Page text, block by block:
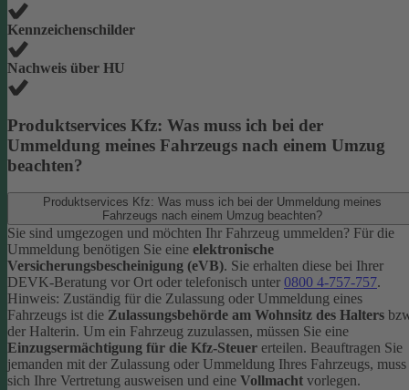
Kennzeichenschilder
Nachweis über HU
Produktservices Kfz: Was muss ich bei der
Ummeldung meines Fahrzeugs nach einem Umzug
beachten?
Produktservices Kfz: Was muss ich bei der Ummeldung meines
Fahrzeugs nach einem Umzug beachten?
Sie sind umgezogen und möchten Ihr Fahrzeug ummelden? Für die
Ummeldung benötigen Sie eine elektronische
Versicherungsbescheinigung (eVB). Sie erhalten diese bei Ihrer
DEVK-Beratung vor Ort oder telefonisch unter 0800 4-757-757.
Hinweis: Zuständig für die Zulassung oder Ummeldung eines
Fahrzeugs ist die Zulassungsbehörde am Wohnsitz des Halters
der Halterin. Um ein Fahrzeug zuzulassen, müssen Sie eine
Einzugsermächtigung für die Kfz-Steuer erteilen. Beauftragen Sie
jemanden mit der Zulassung oder Ummeldung Ihres Fahrzeugs, muss
sich Ihre Vertretung ausweisen und eine Vollmacht vorlegen.